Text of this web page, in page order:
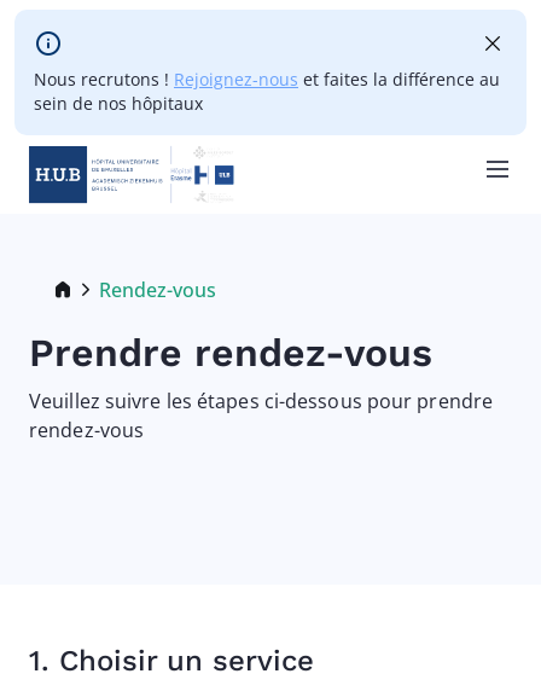
Skip to main content
Nous recrutons ! Rejoignez-nous et faites la différence au
sein de nos hôpitaux
Breadcrumb
Current:
Rendez-vous
Prendre rendez-vous
Veuillez suivre les étapes ci-dessous pour prendre
rendez-vous
1. Choisir un service